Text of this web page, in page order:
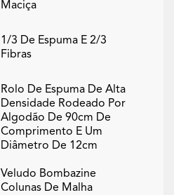
Maciça
1/3 De Espuma E 2/3
Fibras
Rolo De Espuma De Alta
Densidade Rodeado Por
Algodão De 90cm De
Comprimento E Um
Diâmetro De 12cm
Veludo Bombazine
Colunas De Malha